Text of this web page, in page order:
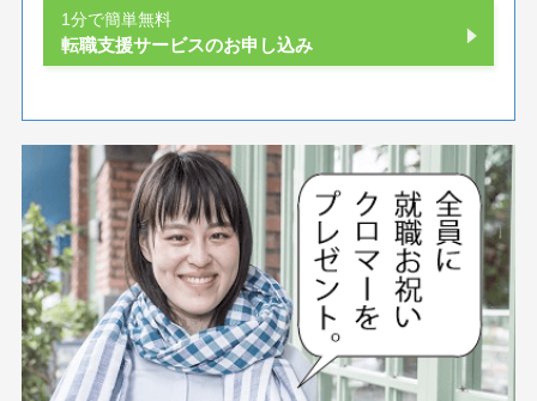
1分で簡単無料
転職支援サービスのお申し込み